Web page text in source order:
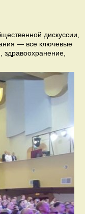
дискуссии,
— все ключевые